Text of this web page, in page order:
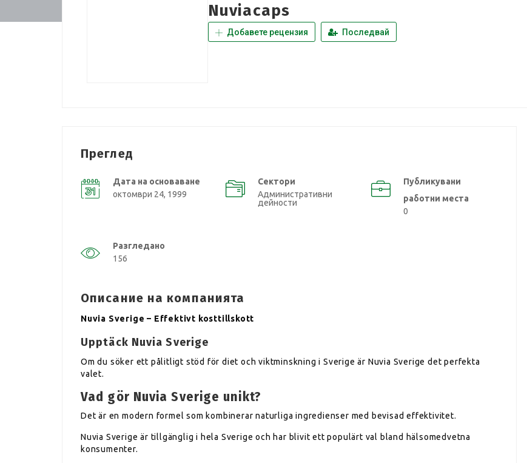
Nuviacaps
Добавете рецензия Последвай
Преглед
Дата на основаване
октомври 24, 1999
Сектори
Административни
дейности
Публикувани
работни места
0
Разгледано
156
Описание на компанията
Nuvia Sverige – Effektivt kosttillskott
Upptäck Nuvia Sverige
Om du söker ett pålitligt stöd för diet och viktminskning i Sverige är Nuvia Sverige det perfekta
valet.
Vad gör Nuvia Sverige unikt?
Det är en modern formel som kombinerar naturliga ingredienser med bevisad effektivitet.
Nuvia Sverige är tillgänglig i hela Sverige och har blivit ett populärt val bland hälsomedvetna
konsumenter.